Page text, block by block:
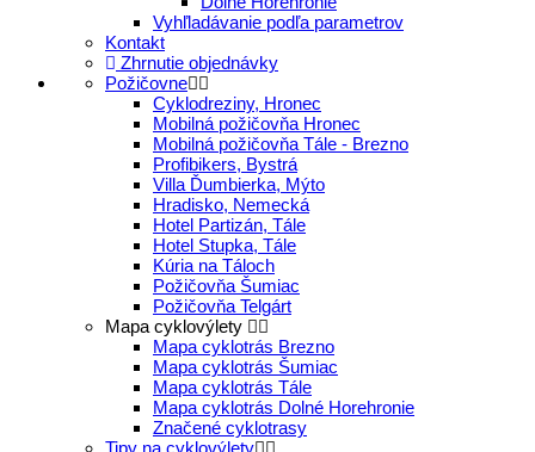
Vyhľladávanie podľa parametrov
Kontakt
Zhrnutie objednávky
Požičovne
Cyklodreziny, Hronec
Mobilná požičovňa Hronec
Mobilná požičovňa Tále - Brezno
Profibikers, Bystrá
Villa Ďumbierka, Mýto
Hradisko, Nemecká
Hotel Partizán, Tále
Hotel Stupka, Tále
Kúria na Táloch
Požičovňa Šumiac
Požičovňa Telgárt
Mapa cyklovýlety
Mapa cyklotrás Brezno
Mapa cyklotrás Šumiac
Mapa cyklotrás Tále
Mapa cyklotrás Dolné Horehronie
Značené cyklotrasy
Tipy na cyklovýlety